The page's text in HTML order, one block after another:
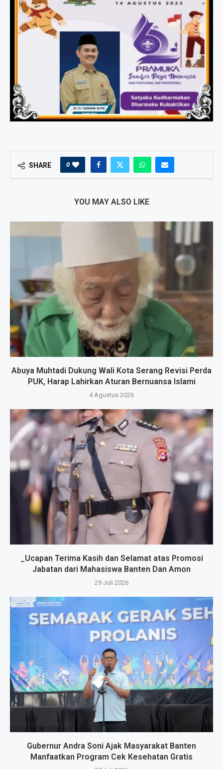
SHARE 0
YOU MAY ALSO LIKE
Abuya Muhtadi Dukung Wali Kota Serang Revisi Perda
PUK, Harap Lahirkan Aturan Bernuansa Islami
4 Agustus 2026
_Ucapan Terima Kasih dan Selamat atas Promosi
Jabatan dari Mahasiswa Banten Dan Amon
29 Juli 2026
Gubernur Andra Soni Ajak Masyarakat Banten
Manfaatkan Program Cek Kesehatan Gratis